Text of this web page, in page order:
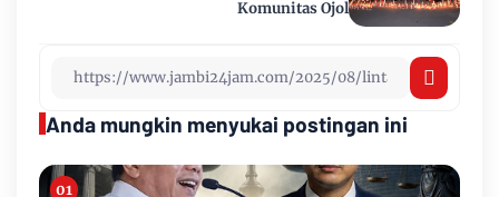
Komunitas Ojol
Anda mungkin menyukai postingan ini